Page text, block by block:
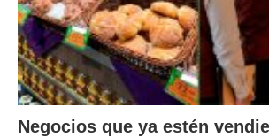
Negocios que ya estén